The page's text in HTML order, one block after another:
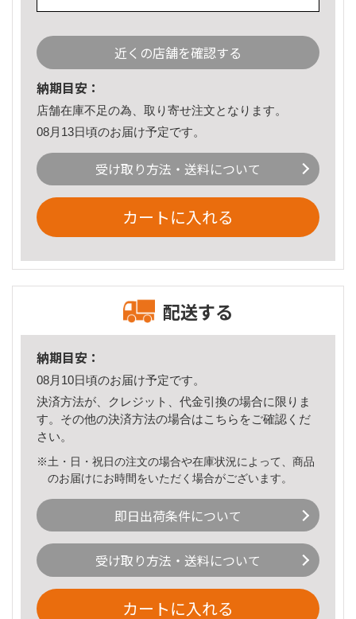
近くの店舗を確認する
納期目安：
店舗在庫不足の為、取り寄せ注文となります。
08月13日頃のお届け予定です。
受け取り方法・送料について
カートに入れる
配送する
納期目安：
08月10日頃のお届け予定です。
決済方法が、クレジット、代金引換の場合に限りま
す。その他の決済方法の場合はこちら をご確認くだ
さい。
※土・日・祝日の注文の場合や在庫状況によって、商品
のお届けにお時間をいただく場合がございます。
即日出荷条件について
受け取り方法・送料について
カートに入れる